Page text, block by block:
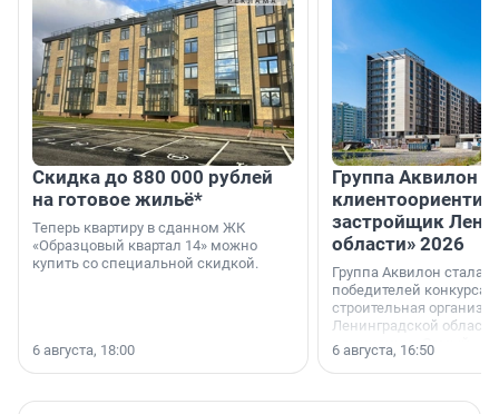
Скидка до 880 000 рублей
на готовое жильё*
Теперь квартиру в сданном ЖК
«Образцовый квартал 14» можно
купить со специальной скидкой.
6 августа, 18:00
Группа Аквилон
застройщик
области» 2026
Группа Аквилон стала
победителей конкурса
строительная
Ленинградской области
номинации «Самый
застройщик
области».
6 августа, 16:50